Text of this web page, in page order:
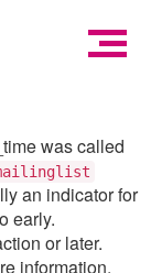
was called
an indicator for
early.
or later.
information.